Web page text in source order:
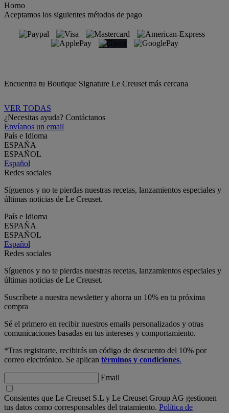
Horno
Aceptamos los siguientes métodos de pago
Encuentra tu Boutique Signature Le Creuset más cercana
VER TODAS
¿Necesitas ayuda? Contáctanos
Envíanos un email
País e Idioma
ESPAÑA
ESPAÑOL
Español
Redes sociales
Síguenos y no te pierdas nuestras recetas, lanzamientos especiales y
últimas noticias de Le Creuset.
País e Idioma
ESPAÑA
ESPAÑOL
Español
Redes sociales
Síguenos y no te pierdas nuestras recetas, lanzamientos especiales y
últimas noticias de Le Creuset.
Suscríbete a nuestra newsletter y ahorra un 10% en tu próxima
compra
Sé el primero en recibir nuestros emails personalizados y otras
comunicaciones basadas en tus intereses y comportamiento.
*Tras registrarte, recibirás un código de descuento del 10% por
correo electrónico. Se aplican términos y condiciones.
Email
Consientes que Le Creuset S.L y Le Creuset Group AG gestionen
tus datos como corresponsables del tratamiento. Política de